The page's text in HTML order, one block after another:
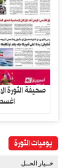
يوميات الثورة
خــيار الحــل